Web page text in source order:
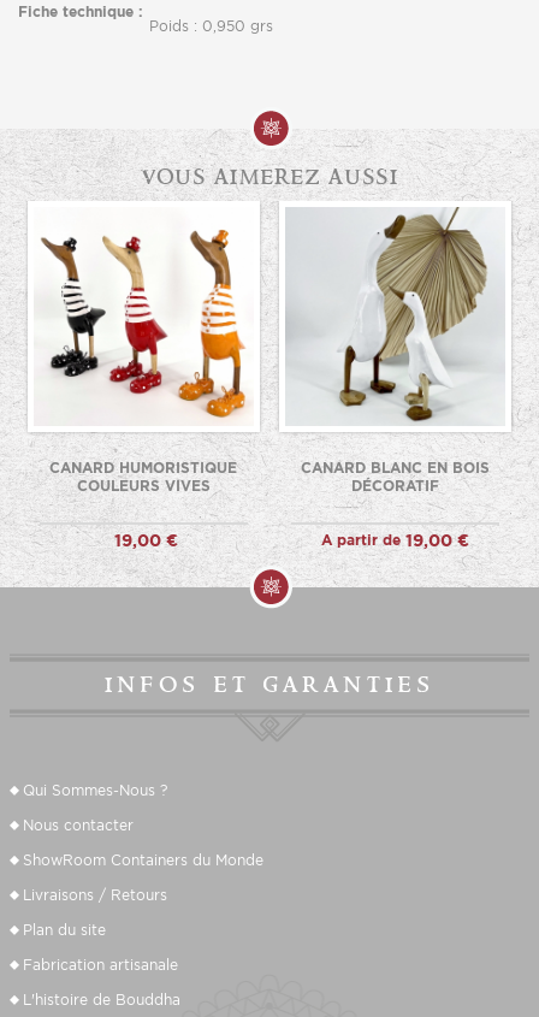
Fiche technique :
Poids : 0,950 grs
vous aimerez aussi
CANARD HUMORISTIQUE
COULEURS VIVES
19,00 €
CANARD BLANC EN BOIS
DÉCORATIF
A partir de 19,00 €
infos et garanties
Qui Sommes-Nous ?
Nous contacter
ShowRoom Containers du Monde
Livraisons / Retours
Plan du site
Fabrication artisanale
L'histoire de Bouddha